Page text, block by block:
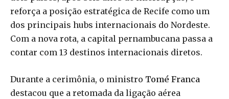
reforça a posição estratégica de Recife como um
dos principais hubs internacionais do Nordeste.
Com a nova rota, a capital pernambucana passa a
contar com 13 destinos internacionais diretos.
Durante a cerimônia, o ministro Tomé Franca
destacou que a retomada da ligação aérea